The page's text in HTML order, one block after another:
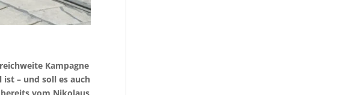
Kampagne
– und soll es auch